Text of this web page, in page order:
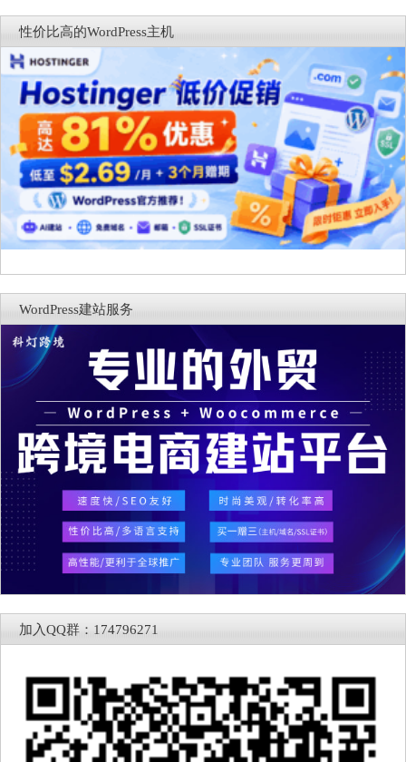
商能力
复，仅建议在测试环境体验
性价比高的WordPress主机
WordPress建站服务
加入QQ群：174796271